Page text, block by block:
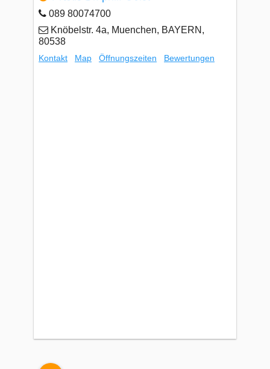
089 80074700
Knöbelstr. 4a, Muenchen, BAYERN,
80538
Kontakt Map Öffnungszeiten Bewertungen